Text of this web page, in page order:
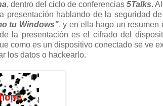
, dentro del ciclo de conferencias 5Talks.
presentación hablando de la seguridad de
tu Windows", y en ella hago un resumen
la presentación es el cifrado del
como es un dispositivo conectado se ve
los datos o hackearlo.